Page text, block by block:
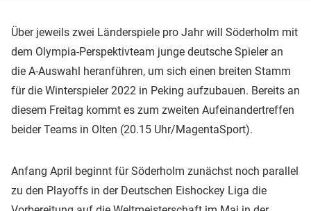
Über jeweils zwei Länderspiele pro Jahr will Söderholm mit
dem Olympia-Perspektivteam junge deutsche Spieler an
die A-Auswahl heranführen, um sich einen breiten Stamm
für die Winterspieler 2022 in Peking aufzubauen. Bereits an
diesem Freitag kommt es zum zweiten Aufeinandertreffen
beider Teams in Olten (20.15 Uhr/MagentaSport).
Anfang April beginnt für Söderholm zunächst noch parallel
zu den Playoffs in der Deutschen Eishockey Liga die